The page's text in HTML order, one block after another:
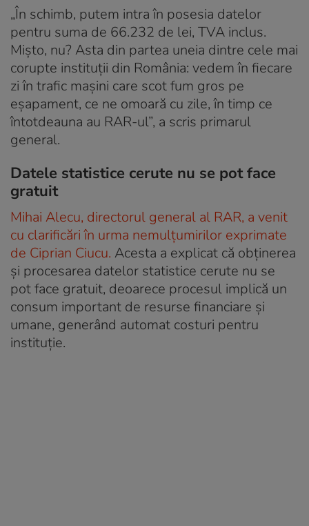
„În schimb, putem intra în posesia datelor
pentru suma de 66.232 de lei, TVA inclus.
Mișto, nu? Asta din partea uneia dintre cele mai
corupte instituții din România: vedem în fiecare
zi în trafic mașini care scot fum gros pe
eșapament, ce ne omoară cu zile, în timp ce
întotdeauna au RAR-ul”, a scris primarul
general.
Datele statistice cerute nu se pot face
gratuit
Mihai Alecu, directorul general al RAR, a venit
cu clarificări în urma nemulțumirilor exprimate
de Ciprian Ciucu. Acesta a explicat că obținerea
și procesarea datelor statistice cerute nu se
pot face gratuit, deoarece procesul implică un
consum important de resurse financiare și
umane, generând automat costuri pentru
instituție.